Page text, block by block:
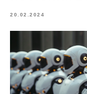
20.02.2024